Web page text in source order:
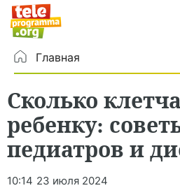
Главная
Сколько
ребенку:
педиатров и
10:14 23 июля 2024